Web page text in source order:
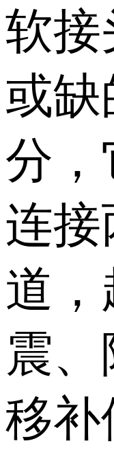
软接
或缺
分
连接
道
震
移补